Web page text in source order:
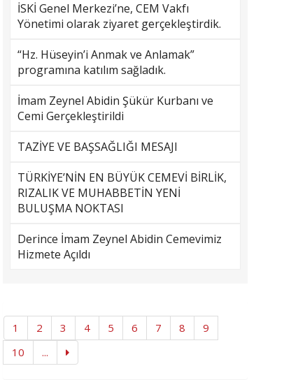
İSKİ Genel Merkezi’ne, CEM Vakfı
Yönetimi olarak ziyaret gerçekleştirdik.
“Hz. Hüseyin’i Anmak ve Anlamak”
programına katılım sağladık.
İmam Zeynel Abidin Şükür Kurbanı ve
Cemi Gerçekleştirildi
TAZİYE VE BAŞSAĞLIĞI MESAJI
TÜRKİYE’NİN EN BÜYÜK CEMEVİ BİRLİK,
RIZALIK VE MUHABBETİN YENİ
BULUŞMA NOKTASI
Derince İmam Zeynel Abidin Cemevimiz
Hizmete Açıldı
1 2 3 4 5 6 7 8
9
10
...